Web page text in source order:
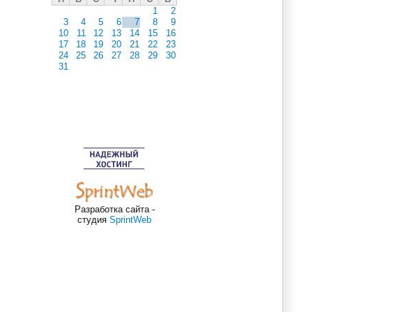
1
2
3
4 5 6 7 8
9
10
11 12 13 14 15
16
17
18 19 20 21 22
23
24
25 26 27 28 29
30
31
Разработка сайта -
студия SprintWeb